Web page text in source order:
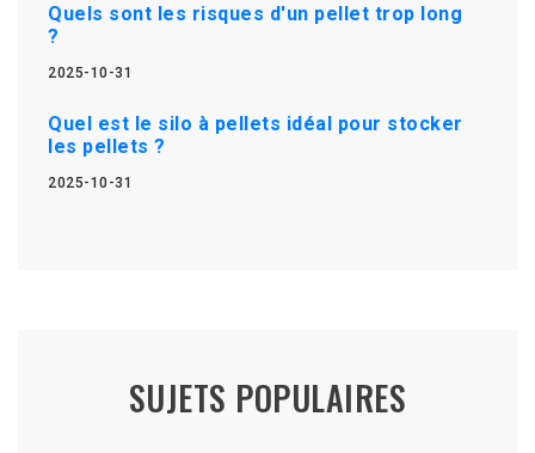
Quels sont les risques d'un pellet trop long
?
2025-10-31
Quel est le silo à pellets idéal pour stocker
les pellets ?
2025-10-31
SUJETS POPULAIRES